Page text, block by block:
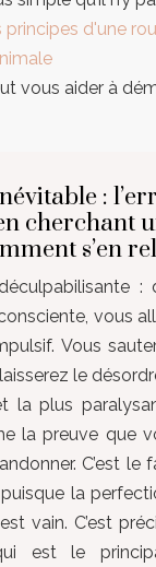
principes d'une
vous aider à
:
cherchant
s’en
:
vous
Vous
le désordre
la plus
la preuve que
C’est le
la
vain. C’est
est le